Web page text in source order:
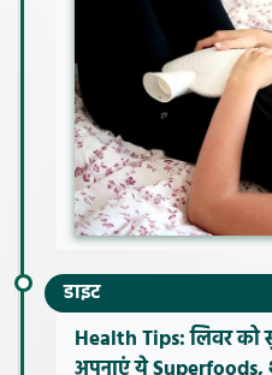
डाइट
Health Tips: लिवर को